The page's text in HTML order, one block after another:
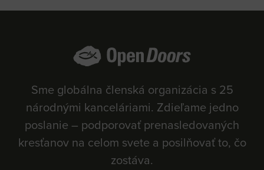
Sme globálna členská organizácia s 25
národnými kanceláriami. Zdieľame jedno
poslanie – podporovať prenasledovaných
kresťanov na celom svete a posilňovať to, čo
zostáva.